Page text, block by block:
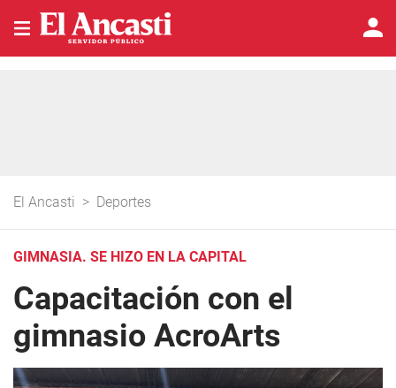
El Ancasti > Deportes
GIMNASIA. SE HIZO EN LA CAPITAL
Capacitación con el
gimnasio AcroArts